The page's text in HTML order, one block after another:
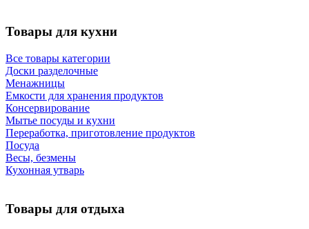
Товары для кухни
Все товары категории
Доски разделочные
Менажницы
Емкости для хранения продуктов
Консервирование
Мытье посуды и кухни
Переработка, приготовление продуктов
Посуда
Весы, безмены
Кухонная утварь
Товары для отдыха